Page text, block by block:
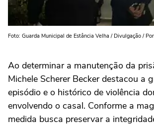
Foto: Guarda Municipal de Estância Velha / Divulgação /
Ao determinar a manutenção da
Michele Scherer Becker destacou a
episódio e o histórico de violência
envolvendo o casal. Conforme a
medida busca preservar a